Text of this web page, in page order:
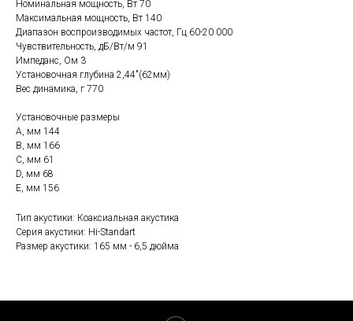
Номинальная мощность, Вт 70
Максимальная мощность, Вт 140
Диапазон воспроизводимых частот, Гц 60-20 000
Чувствительность, дБ/Вт/м 91
Импеданс, Ом 3
Установочная глубина 2,44"(62мм)
Вес динамика, г 770
Установочные размеры
A, мм 144
B, мм 166
C, мм 61
D, мм 68
E, мм 156
Тип акустики: Коаксиальная акустика
Серия акустики: Hi-Standart
Размер акустики: 165 мм - 6,5 дюйма